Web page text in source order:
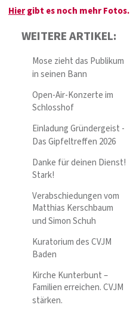
Hiergibt es noch mehr Fotos.
WEITERE ARTIKEL:
Mose zieht das Publikum
in seinen Bann
Open-Air-Konzerte im
Schlosshof
Einladung Gründergeist -
Das Gipfeltreffen 2026
Danke für deinen Dienst!
Stark!
Verabschiedungen vom
Matthias Kerschbaum
und Simon Schuh
Kuratorium des CVJM
Baden
Kirche Kunterbunt –
Familien erreichen. CVJM
stärken.